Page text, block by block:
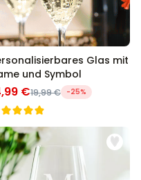
Glas mit
und Symbol
€19,99 € -25%